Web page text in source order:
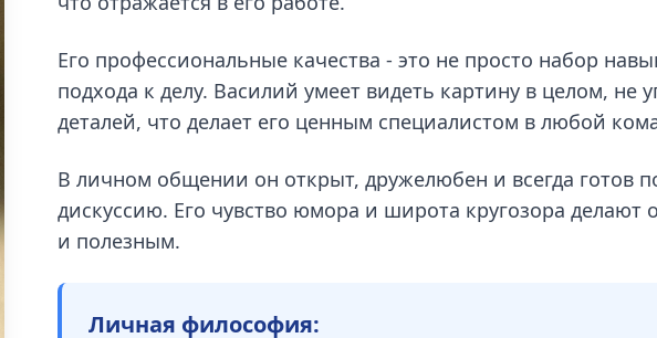
Его профессиональные качества - это не просто набор
подхода к делу. Василий умеет видеть картину в целом, не
деталей, что делает его ценным специалистом в любой
В личном общении он открыт, дружелюбен и всегда готов
дискуссию. Его чувство юмора и широта кругозора
и полезным.
Личная философия: